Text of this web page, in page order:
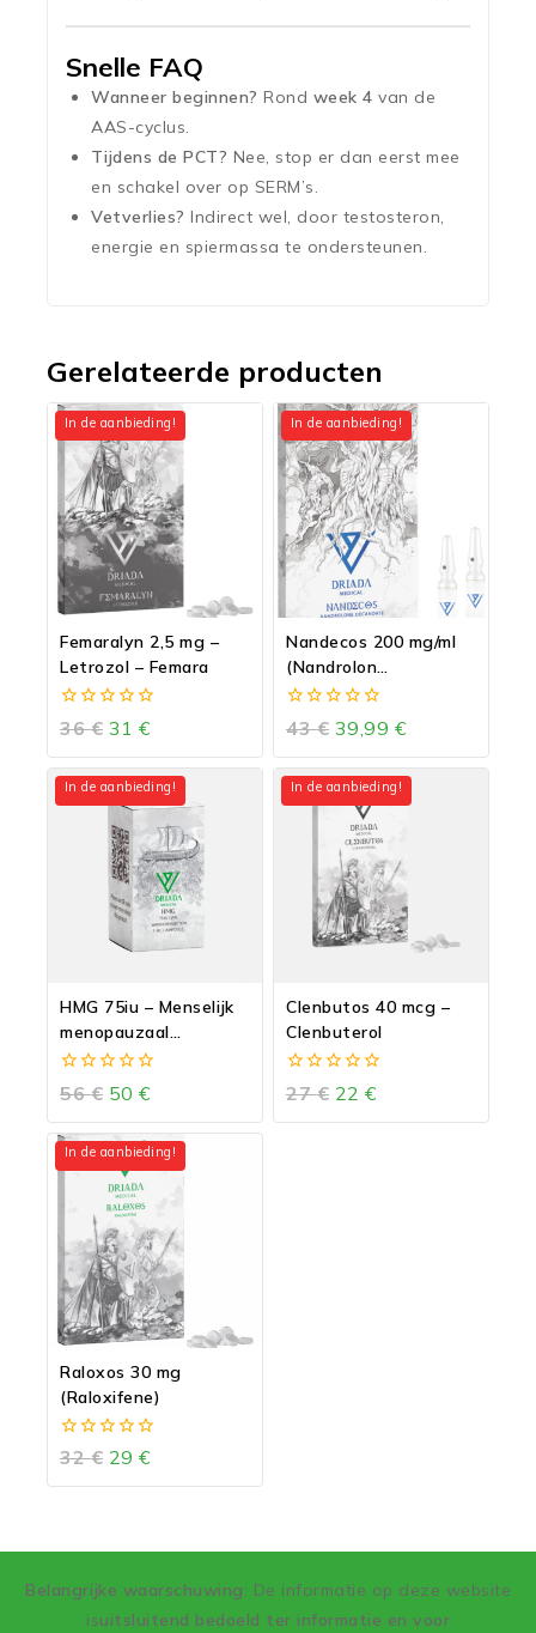
Snelle FAQ
Wanneer beginnen? Rond week 4 van de
AAS-cyclus.
Tijdens de PCT? Nee, stop er dan eerst mee
en schakel over op SERM’s.
Vetverlies? Indirect wel, door testosteron,
energie en spiermassa te ondersteunen.
Gerelateerde producten
In de aanbieding!
Femaralyn 2,5 mg –
Letrozol – Femara
0
van
5
36€ 31 €
In de aanbieding!
Nandecos 200 mg/ml
(Nandrolon
Decanoaat-Deca
Durabolin)
0
van
5
43€ 39,99 €
In de aanbieding!
HMG 75iu – Menselijk
menopauzaal
gonadotropine
0
van
5
56€ 50 €
In de aanbieding!
Clenbutos 40 mcg –
Clenbuterol
0
van
5
27€ 22 €
In de aanbieding!
Raloxos 30 mg
(Raloxifene)
0
van
5
32€ 29 €
Belangrijke waarschuwing: De informatie op deze website
isuitsluitend bedoeld ter informatie en voor